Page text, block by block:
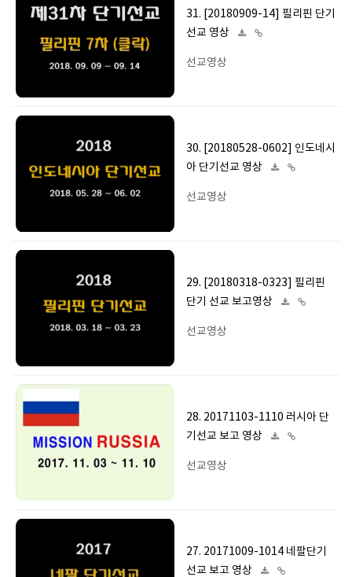
31. [20180909-14] 필리핀 단기
선교 영상
선교영상
30. [20180528-0602] 인도네시
아 단기선교 영상
선교영상
29. [20180318-0323] 필리핀
단기 선교 보고영상
선교영상
28. 20171103-1110 러시아 단
기선교 보고 영상
선교영상
27. 20171009-1014 네팔단기
선교 보고 영상